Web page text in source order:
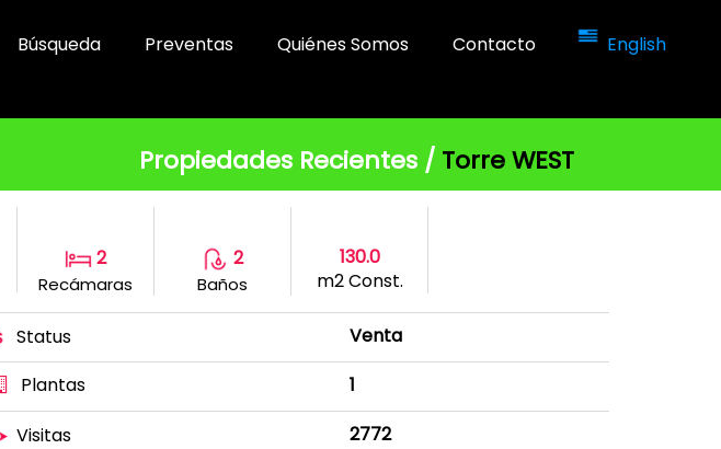
Búsqueda Preventas Quiénes Somos Contacto English
Propiedades Recientes /Torre WEST
2
Recámaras
2
Baños
130.0
m2 Const.
Status
Venta
Plantas
1
Visitas 2772